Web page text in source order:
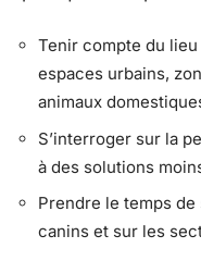
Tenir compte du
espaces urbains,
animaux
S’interroger sur la
à des solutions
Prendre le temps
canins et sur les